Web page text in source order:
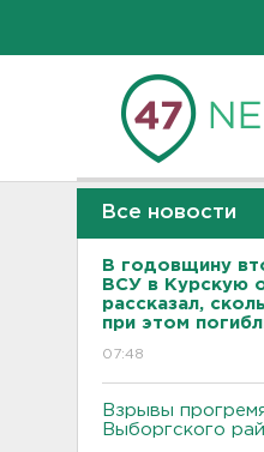
Все новости
В годовщину
ВСУ в Курскую
рассказал,
при этом
07:48
Взрывы
Выборгского